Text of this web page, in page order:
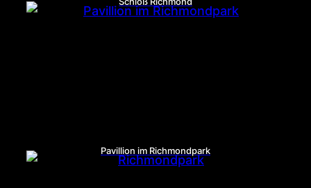
Pavillion im Richmondpark